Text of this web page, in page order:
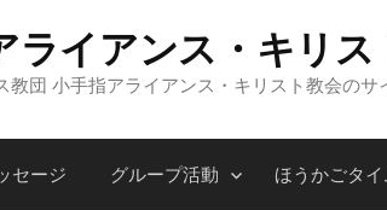
ライアンス・キリス
教団 小手指アライアンス・キリスト教会のサ
セージ グループ活動 ほうかごタイ